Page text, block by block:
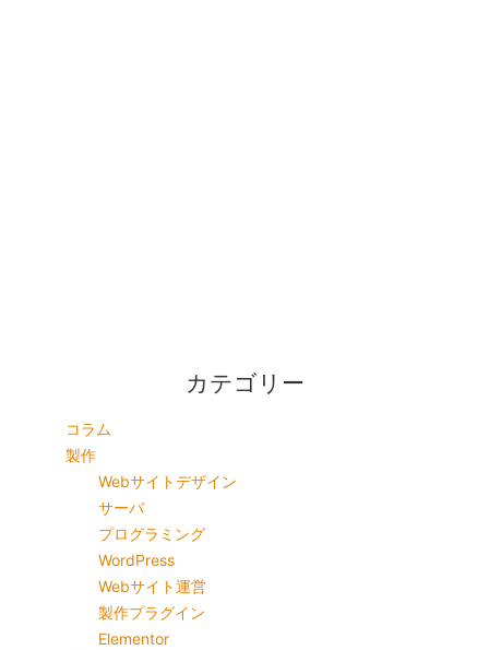
カテゴリー
コラム
製作
Webサイトデザイン
サーバ
プログラミング
WordPress
Webサイト運営
製作プラグイン
Elementor